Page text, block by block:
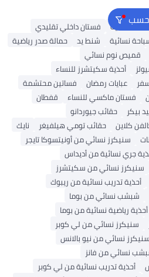
شنط نسائية
فستان داخلي تقليدي
نسائية شنط يد
حمالة صدر رياضية
قميص نوم نسائي
أحذية سكيتشرز للنساء
عبايات رمضان
فساتين محتشمة
فستان ماكسي للنساء
قفطان
بيكر
حقائب جيوردانو
كلاين حقائب تومي هيلفيغر
نايك
سنيكرز نسائي من أونيتسوكا تايجر
جري نسائية من أديداس
سنيكرز نسائي من سكيتشرز
أحذية تدريب نسائية من ريبوك
شبشب نسائي من بوما
أحذية رياضية نسائية من بوما
سنيكرز نسائي من لي كوبر
سنيكرز نسائي من نيو بالانس
نسائي من فانز
أحذية تدريب نسائية من لي كوبر